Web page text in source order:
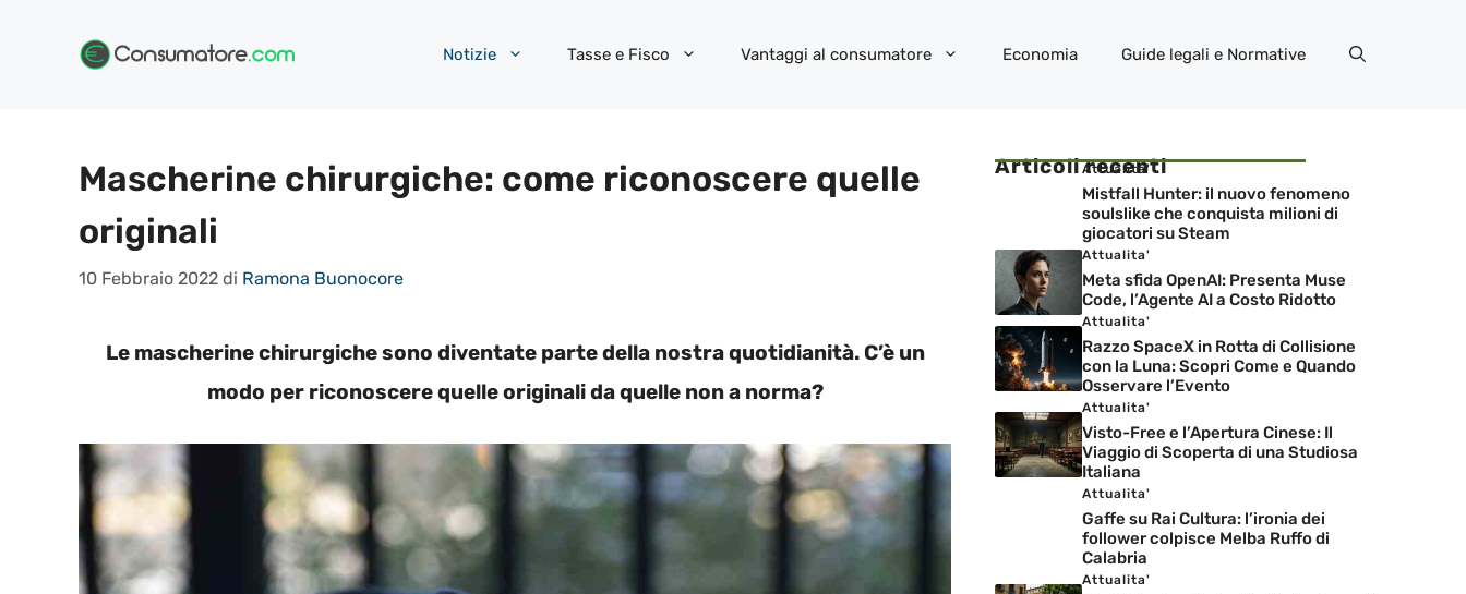
Notizie Tasse e Fisco Vantaggi al consumatore Economia Guide legali e Normative
Mascherine chirurgiche: come riconoscere quelle
originali
10 Febbraio 2022 di Ramona Buonocore
Le mascherine chirurgiche sono diventate parte della nostra quotidianità. C’è un
modo per riconoscere quelle originali da quelle non a norma?
Articoli recenti
Attualita'
Mistfall Hunter: il nuovo fenomeno
soulslike che conquista milioni di
giocatori su Steam
Attualita'
Meta sfida OpenAI: Presenta Muse
Code, l’Agente AI a Costo Ridotto
Attualita'
Razzo SpaceX in Rotta di Collisione
con la Luna: Scopri Come e Quando
Osservare l’Evento
Attualita'
Visto-Free e l’Apertura Cinese: Il
Viaggio di Scoperta di una Studiosa
Italiana
Attualita'
Gaffe su Rai Cultura: l’ironia dei
follower colpisce Melba Ruffo di
Calabria
Attualita'